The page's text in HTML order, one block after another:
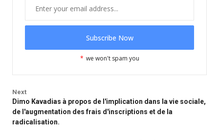
* we won't spam you
Next
Dimo Kavadias à propos de l'implication dans la vie sociale,
de l'augmentation des frais d'inscriptions et de la
radicalisation.